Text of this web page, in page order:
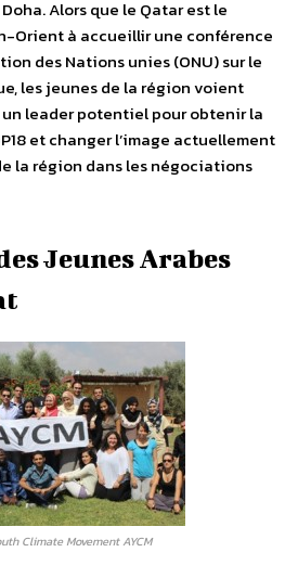
Alors que le Qatar est le
Orient à accueillir une conférence
des Nations unies (ONU) sur le
les jeunes de la région voient
un leader potentiel pour obtenir la
et changer l’image actuellement
la région dans les négociations
Jeunes Arabes
Climate Movement AYCM